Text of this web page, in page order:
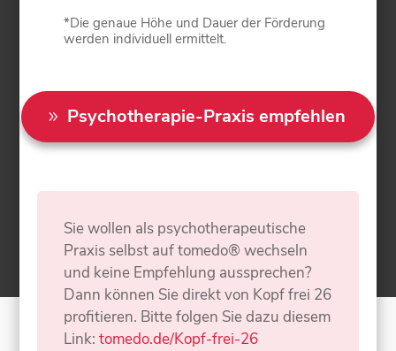
*Die genaue Höhe und Dauer der Förderung
werden individuell ermittelt.
Psychotherapie-Praxis empfehlen
Sie wollen als psychotherapeutische
Praxis selbst auf tomedo® wechseln
und keine Empfehlung aussprechen?
Dann können Sie direkt von Kopf frei 26
profitieren. Bitte folgen Sie dazu diesem
Link:tomedo.de/Kopf-frei-26